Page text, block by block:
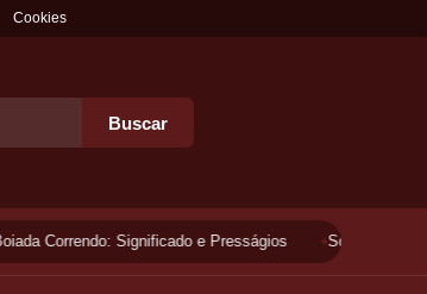
Cookies
Buscar
Correndo: Significado e Presságios Sonhar